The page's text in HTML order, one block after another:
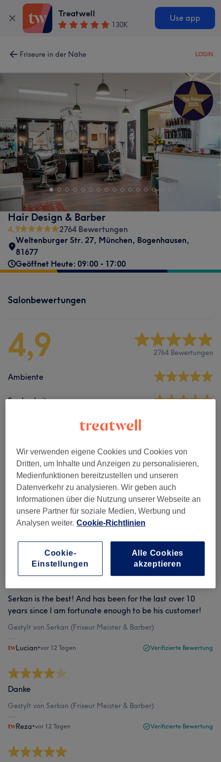
Treatwell
130K
Use app
Friseure in der Nähe LOGIN
Hair Design & Barber
4,9
2764 Bewertungen
Weltenburger Str. 27, München, Bogenhausen,
81677
Geöffnet Heute: 09:00 - 17:00
Salonbewertungen
4,9 2764 Bewertungen
Ambiente
Sauberkeit
Bewertungen filtern
Bewertung Nach Sternen filtern
Geschrieben von unseren Kunden, damit du weißt, was
dich in jedem Salon erwartet.
Serkan is the best! And has been for the last over 10
years since I am fortunate enough to be his customer!
Gestylt von Serkan (Friseur Meister & Barber)
Lucian•vor 12 Tagen Verifizierte Bewertung
Danke
Gestylt von Serkan (Friseur Meister & Barber)
Reza•vor 12 Tagen Verifizierte Bewertung
Wir verwenden eigene Cookies und Cookies von
Dritten, um Inhalte und Anzeigen zu personalisieren,
Medienfunktionen bereitzustellen und unseren
Datenverkehr zu analysieren. Wir geben auch
Informationen über die Nutzung unserer Webseite an
unsere Partner für soziale Medien, Werbung und
Analysen weiter. Cookie-Richtlinien
Cookie-
Einstellungen
Alle Cookies
akzeptieren